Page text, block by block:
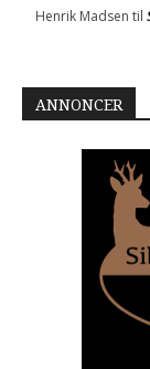
Henrik Madsen til
ANNONCER